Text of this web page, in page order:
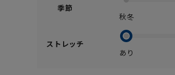
季節
秋冬
ストレッチ
あり